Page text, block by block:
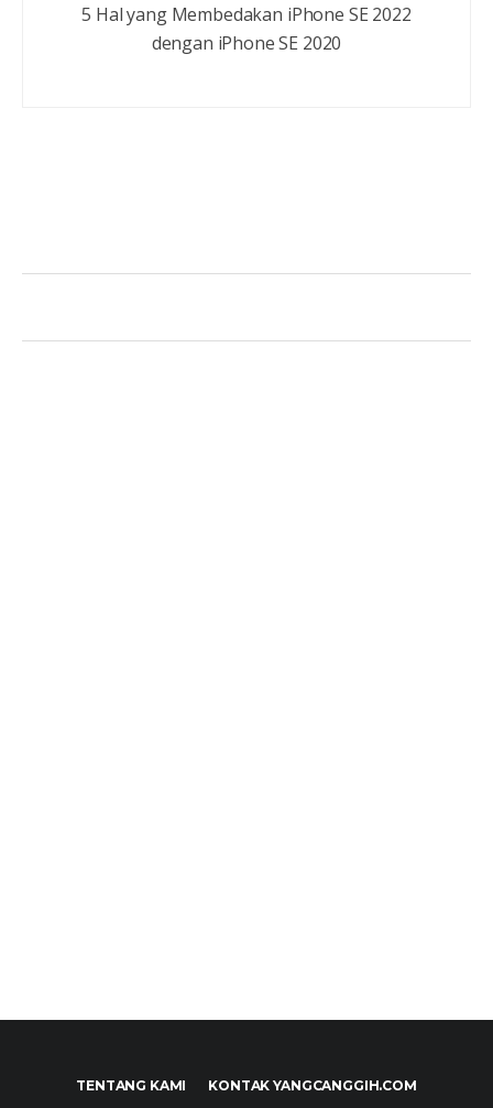
5 Hal yang Membedakan iPhone SE 2022
dengan iPhone SE 2020
TENTANG KAMI KONTAK YANGCANGGIH.COM